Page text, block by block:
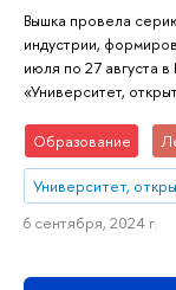
Вышка провела
индустрии,
июля по 27 августа
«Университет,
Образование
Университет,
6 сентября, 2024 г.